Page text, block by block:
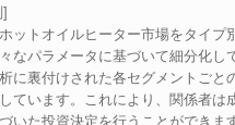
ットオイルヒーター市場をタイプ
なパラメータに基づいて細分化し
に裏付けされた各セグメントごと
ています。これにより、関係者は
いた投資決定を行うことができます